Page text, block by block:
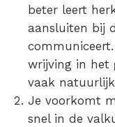
beter leert
aansluiten bij
wrijving in het
vaak
Je voorkomt
snel in de